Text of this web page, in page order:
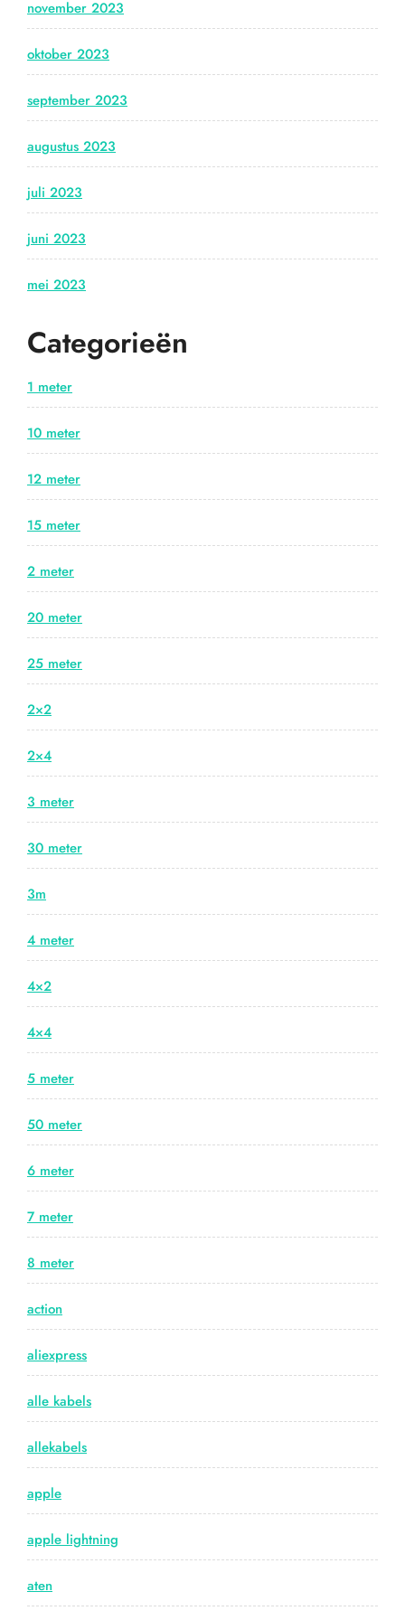
november 2023
oktober 2023
september 2023
augustus 2023
juli 2023
juni 2023
mei 2023
Categorieën
1 meter
10 meter
12 meter
15 meter
2 meter
20 meter
25 meter
2×2
2×4
3 meter
30 meter
3m
4 meter
4×2
4×4
5 meter
50 meter
6 meter
7 meter
8 meter
action
aliexpress
alle kabels
allekabels
apple
apple lightning
aten